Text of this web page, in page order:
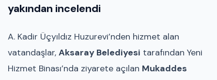
yakından incelendi
A. Kadir Üçyıldız Huzurevi’nden hizmet alan
vatandaşlar, Aksaray Belediyesi tarafından Yeni
Hizmet Binası’nda ziyarete açılan Mukaddes